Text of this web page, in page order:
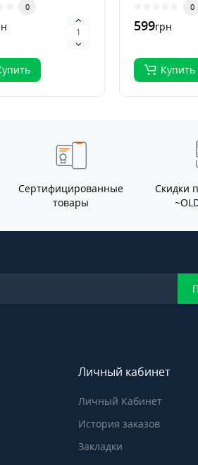
0 0
599грн
Купить
Сертифицированные
товары
Скидки
Личный кабинет
Личный Кабинет
История заказов
Закладки